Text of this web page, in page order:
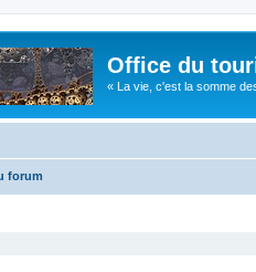
Office du
« La vie, c'est la somme
forum